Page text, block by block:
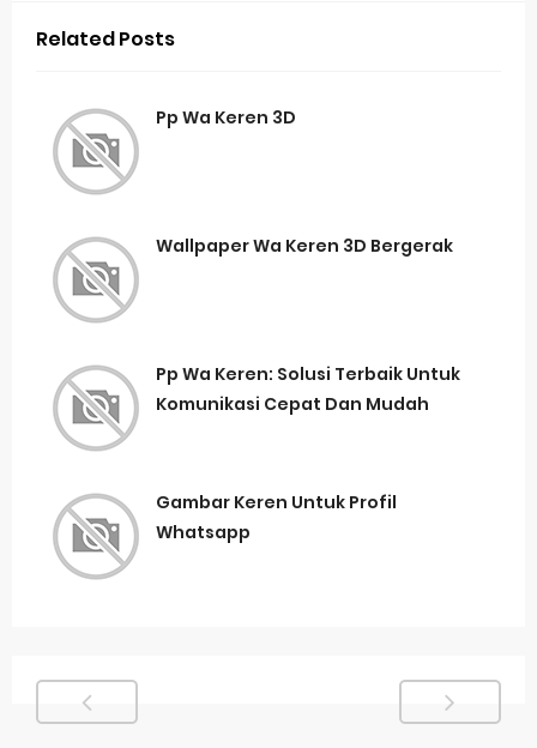
Related Posts
Pp Wa Keren 3D
Wallpaper Wa Keren 3D Bergerak
Pp Wa Keren: Solusi Terbaik Untuk
Komunikasi Cepat Dan Mudah
Gambar Keren Untuk Profil
Whatsapp